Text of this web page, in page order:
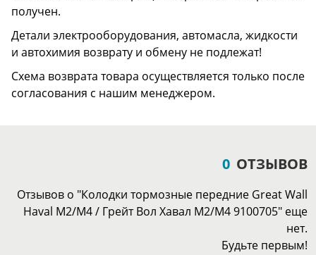
получен.
Детали электрооборудования, автомасла, жидкости
и автохимия возврату и обмену не подлежат!
Схема возврата товара осуществляется только после
согласования с нашим менеджером.
0 ОТЗЫВОВ
Отзывов о "Колодки тормозные передние Great Wall
Haval M2/М4 / Грейт Вол Хавал M2/М4 9100705" еще
нет.
Будьте первым!